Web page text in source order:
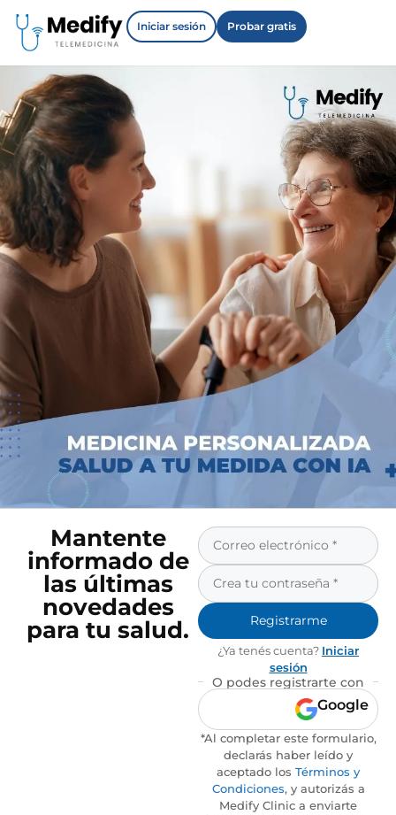
Iniciar sesión Probar gratis
Mantente
informado de
las últimas
novedades
para tu salud.
Registrarme
¿Ya tenés cuenta? Iniciar
sesión
O podes registrarte con
Google
*Al completar este formulario,
declarás haber leído y
aceptado los Términos y
Condiciones, y autorizás a
Medify Clinic a enviarte